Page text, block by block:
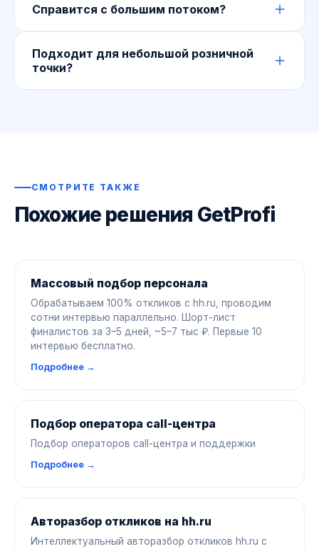
реальные аудиоответы и оцениваете
коммуникацию напрямую.
Справится с большим потоком?
Система проводит интервью параллельно.
Подходит для небольшой розничной
точки?
СМОТРИТЕ ТАКЖЕ
Похожие решения GetProfi
Массовый подбор персонала
Обрабатываем 100% откликов с hh.ru, проводим
сотни интервью параллельно. Шорт-лист
финалистов за 3–5 дней, ~5–7 тыс ₽. Первые 10
интервью бесплатно.
Подробнее →
Подбор оператора call-центра
Подбор операторов call-центра и поддержки
Подробнее →
Авторазбор откликов на hh.ru
Интеллектуальный авторазбор откликов hh.ru с